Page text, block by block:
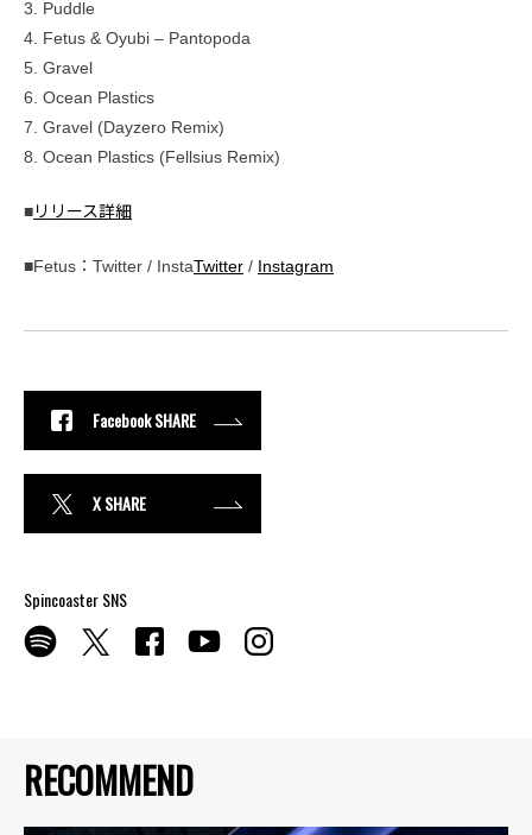
RECOMMEND
3. Puddle
4. Fetus & Oyubi – Pantopoda
5. Gravel
6. Ocean Plastics
7. Gravel (Dayzero Remix)
8. Ocean Plastics (Fellsius Remix)
■リリース詳細
■Fetus：Twitter / InstaTwitter / Instagram
Facebook SHARE
X SHARE
Spincoaster SNS